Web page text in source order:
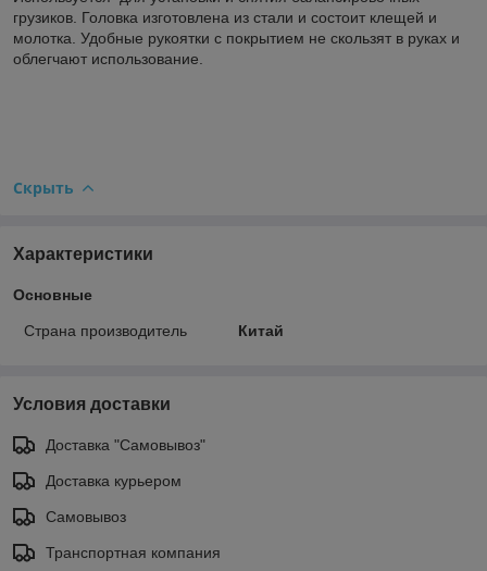
грузиков. Головка изготовлена из стали и состоит клещей и
молотка. Удобные рукоятки с покрытием не скользят в руках и
облегчают использование.
Скрыть
Характеристики
Основные
Страна производитель Китай
Условия доставки
Доставка "Самовывоз"
Доставка курьером
Самовывоз
Транспортная компания